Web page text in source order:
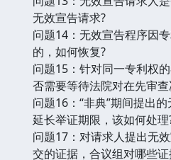
无效宣告请求?
问题14：无效宣告程序因
的，如何恢复?
问题15：针对同一专利权
否需要等待法院对在先审
问题16：“非典”期间提出
延长举证期限，该如何处理
问题17：对请求人提出无
交的证据，合议组对哪些